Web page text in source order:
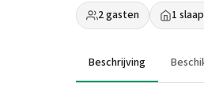
2 gasten 1
Beschrijving